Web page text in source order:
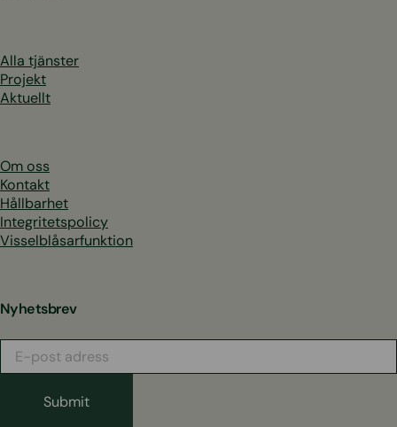
Alla tjänster
Projekt
Aktuellt
Om oss
Kontakt
Hållbarhet
Integritetspolicy
Visselblåsarfunktion
Nyhetsbrev
post